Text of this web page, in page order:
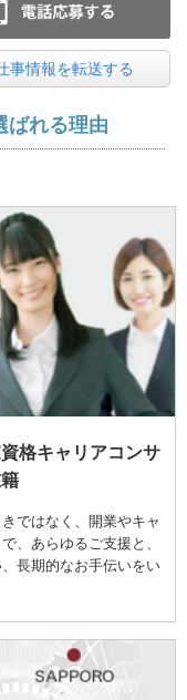
事情報を転送する
ばれる理由
格キャリアコンサ
ではなく、開業やキャ
、あらゆるご支援と、
長期的なお手伝いをい